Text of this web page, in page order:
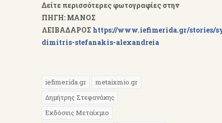
Δείτε περισσότερες φωτογραφίες στην
ΠΗΓΗ: ΜΑΝΟΣ
ΛΕΙΒΑΔΑΡΟΣ https://www.iefimerida.gr/stories/
dimitris-stefanakis-alexandreia
iefimerida.gr
metaixmio.gr
Δημήτρης Στεφανάκης
Εκδόσεις Μεταίχμιο